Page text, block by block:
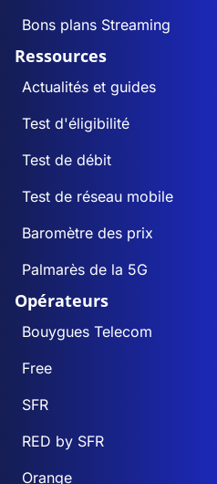
Bons plans Streaming
Ressources
Actualités et guides
Test d'éligibilité
Test de débit
Test de réseau mobile
Baromètre des prix
Palmarès de la 5G
Opérateurs
Bouygues Telecom
Free
SFR
RED by SFR
Orange